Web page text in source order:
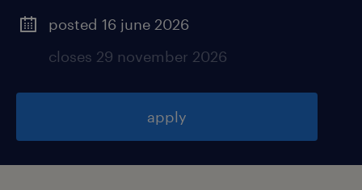
posted 16 june 2026
closes 29 november 2026
apply